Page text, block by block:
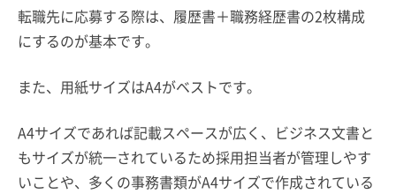
転職先に応募する際は、履歴書＋職務経歴書の2枚構成
にするのが基本です。
また、用紙サイズはA4がベストです。
A4サイズであれば記載スペースが広く、ビジネス文書と
もサイズが統一されているため採用担当者が管理しやす
いことや、多くの事務書類がA4サイズで作成されている